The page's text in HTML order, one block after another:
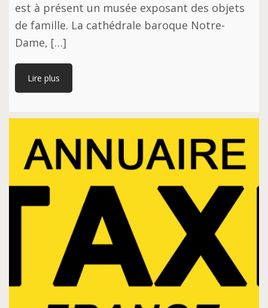
est à présent un musée exposant des objets
de famille. La cathédrale baroque Notre-
Dame, […]
Lire plus